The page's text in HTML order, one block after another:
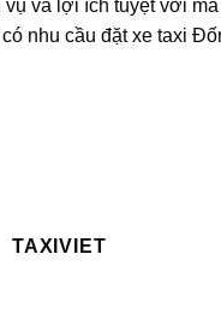
và lợi ích tuyệt vời
nhu cầu đặt xe taxi
TAXIVIET